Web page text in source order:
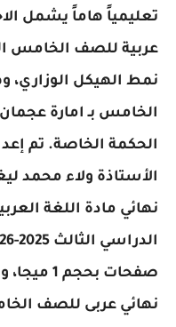
هاماً يشمل الاخبار
الهيكل الوزاري، وهو
بـ امارة عجمان
الخاصة. تم إعداد
ولاء محمد ليغطي
مادة اللغة العربية
صفحات بحجم 1
عربى للصف الخامس